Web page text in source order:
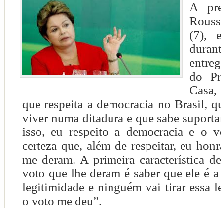
A
(7),
do
que respeita a democracia no Brasil,
viver numa ditadura e que sabe
isso, eu respeito a democracia e o
certeza que, além de respeitar, eu
me deram. A primeira característica
voto que lhe deram é saber que ele é
legitimidade e ninguém vai tirar essa
o voto me deu”.